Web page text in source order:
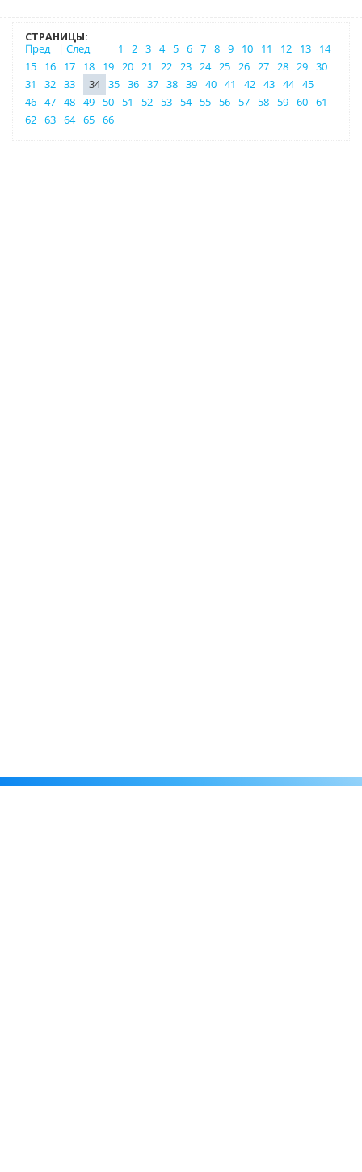
СТРАНИЦЫ:
Пред
| След 1 2 3 4 5 6 7 8 9 10 11 12 13
14
15
16 17 18 19 20 21 22 23 24 25 26 27 28 29 30
31
32 33 34 35 36 37 38 39 40 41 42 43 44 45
46 47 48 49 50 51 52 53 54 55 56 57 58 59 60 61
62 63 64 65 66